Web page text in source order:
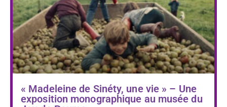
« Madeleine de Sinéty, une vie » – Une
exposition monographique au musée du